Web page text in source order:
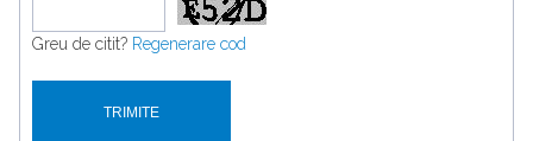
Greu de citit? Regenerare cod